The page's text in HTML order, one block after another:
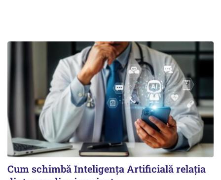
Cum schimbă Inteligența Artificială relația